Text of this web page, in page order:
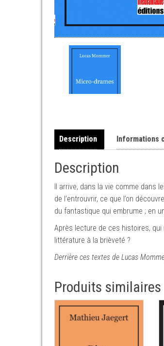
Description Informations
Description
Il arrive, dans la vie comme dans
de l’entrouvrir, ce que l’on
du fantastique qui embrume ; en
Après lecture de ces histoires, qui
littérature à la brièveté ?
Derrière ces textes de Lucas
Produits similaires